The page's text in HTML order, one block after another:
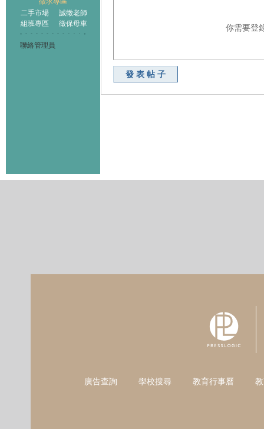
二手市場
誠徵老師
組班專區
徵保母車
聯絡管理員
你需要登
發表帖子
廣告查詢 學校搜尋 教育行事曆